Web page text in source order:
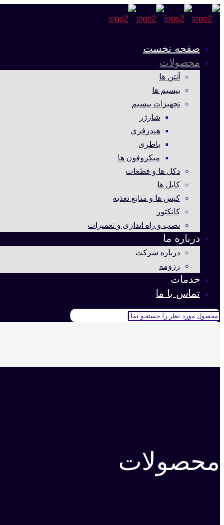
صفحه نخست
محصولات
آنتن ها
بیسیم ها
تجهیزات بیسیم
شارژر
هندزفری
باطری
میکروفون ها
دکل ها و قطعات
کابل ها
کیس ها و منابع تغذیه
کانکتور
نصب و راه اندازی و تعمیرات
درباره ما
درباره شرکت
رزومه
خدمات
تماس با ما
محصولات